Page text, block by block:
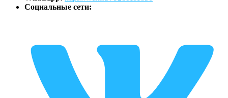
Социальные сети: